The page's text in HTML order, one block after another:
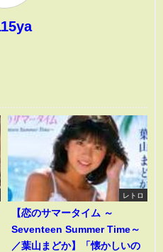
レトロ
【恋のサマータイム ～
Seventeen Summer Time～
／葉山まどか】「懐かしいの